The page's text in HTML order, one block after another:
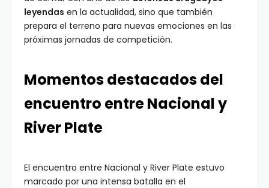
leyendas en la actualidad, sino que también
prepara el terreno para nuevas emociones en las
próximas jornadas de competición.
Momentos destacados del
encuentro entre Nacional y
River Plate
El encuentro entre Nacional y River Plate estuvo
marcado por una intensa batalla en el